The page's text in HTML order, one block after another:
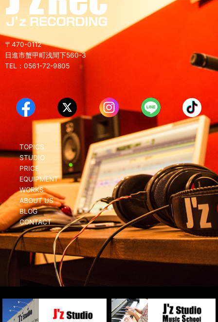
〒470-0112
日進市蟹甲町浅間下560-3
TEL：0561-72-9805
TOPICS
STUDIO
PRICE
EQUIPMENT
WORKS
ABOUT US
BLOG
CONTACT